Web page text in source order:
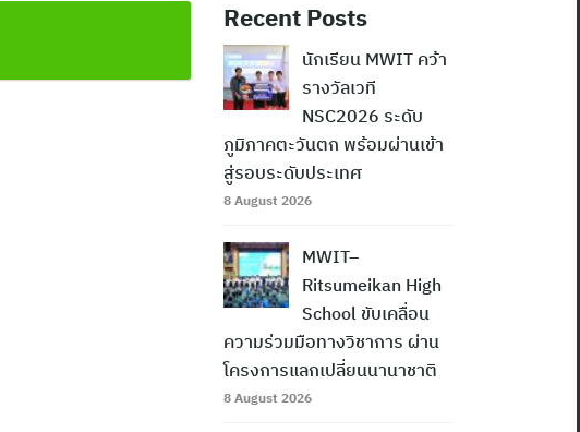
Recent Posts
นักเรียน MWIT คว้า
รางวัลเวที
NSC2026 ระดับ
ภูมิภาคตะวันตก พร้อมผ่านเข้า
สู่รอบระดับประเทศ
8 August 2026
MWIT–
Ritsumeikan High
School ขับเคลื่อน
ความร่วมมือทางวิชาการ ผ่าน
โครงการแลกเปลี่ยนนานาชาติ
8 August 2026